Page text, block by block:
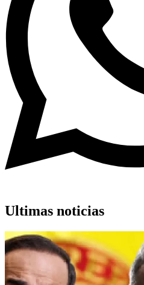
Ultimas noticias